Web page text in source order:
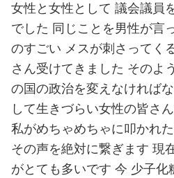
女性と女性として 議会議員
でした 同じことを男性が言
のすごい メスが刺さってく
さん受けてきました そのよ
の国の政治を変えなければ
して生きづらい女性の皆さ
私がめちゃめちゃに叩かれ
その声を絶対に繋ぎます 現
がとても多いです 今 少子化